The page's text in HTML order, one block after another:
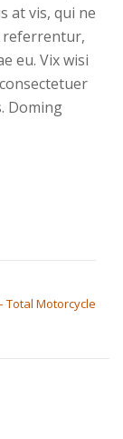
at vis, qui ne
referrentur,
eu. Vix wisi
Doming
Total Motorcycle